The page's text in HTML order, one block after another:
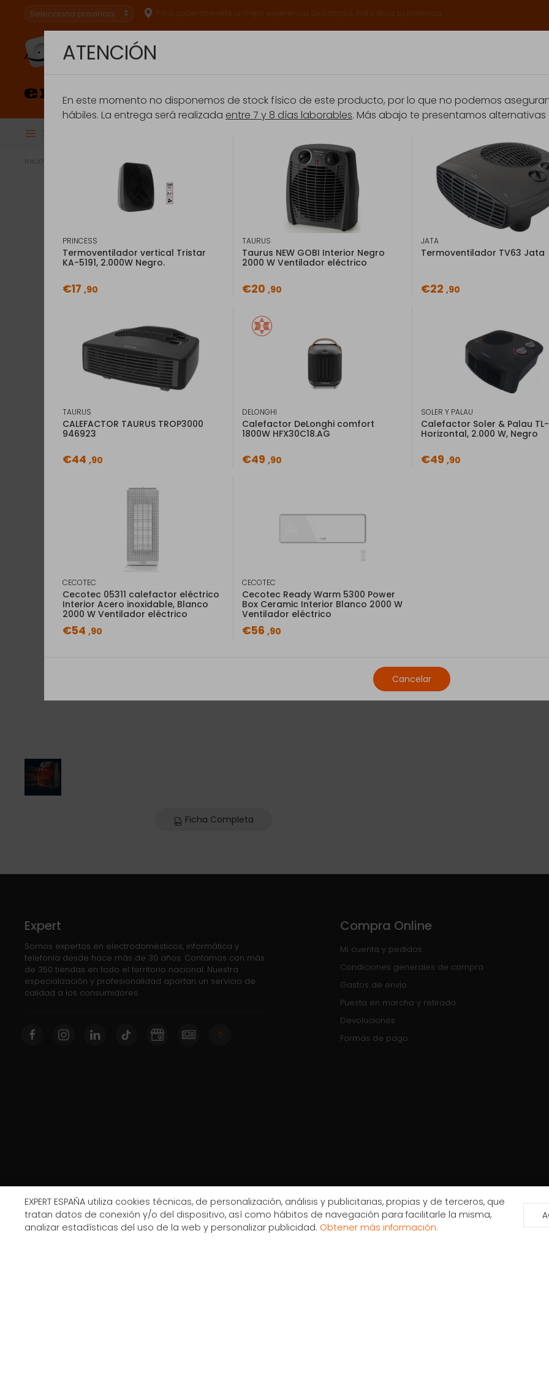
Especialistas en
conectar.
Todas las Categorías
Inicio Calefacción por aire Taurus TROPICANO 2400 Interior Negro 2400 W Ventilador eléctrico
Ficha Completa
EAN: 8414234468758
Taurus
Ventilador
Taurus TROPICANO
W, 456 mm
Ficha de información
del producto
Taurus TROPICANO 2400.
producto: Negro, Tipo de
Ancho: 456 mm, Profundidad:
Este servicio está sujeto a que el
eléctrica, y completamente
Expert
Somos expertos en electrodomésticos, informática y
telefonía desde hace más de 30 años. Contamos con más
de 350 tiendas en todo el territorio nacional. Nuestra
especialización y profesionalidad aportan un servicio de
calidad a los consumidores.
Compra Online
Mi cuenta y pedidos
Condiciones generales de compra
Gastos de envío
Puesta en marcha y retirada
Devoluciones
Formas de pago
ATENCIÓN
En este momento no disponemos de stock físico de este producto, por lo que no podemos
hábiles. La entrega será realizada entre 7 y 8 días laborables. Más abajo te presentamos
PRINCESS
Termoventilador vertical Tristar
KA-5191, 2.000W Negro.
€17 ,90
TAURUS
Taurus NEW GOBI Interior Negro
2000 W Ventilador eléctrico
€20 ,90
JATA
Termoventilador TV63 Jata
€22 ,90
TAURUS
CALEFACTOR TAURUS TROP3000
946923
€44 ,90
DELONGHI
Calefactor DeLonghi comfort
1800W HFX30C18.AG
€49 ,90
SOLER Y PALAU
Calefactor Soler & Palau
Horizontal, 2.000 W, Negro
€49 ,90
CECOTEC
Cecotec 05311 calefactor eléctrico
Interior Acero inoxidable, Blanco
2000 W Ventilador eléctrico
€54 ,90
CECOTEC
Cecotec Ready Warm 5300 Power
Box Ceramic Interior Blanco 2000 W
Ventilador eléctrico
€56 ,90
Cancelar
EXPERT ESPAÑA utiliza cookies técnicas, de personalización, análisis y publicitarias, propias y de terceros, que
tratan datos de conexión y/o del dispositivo, así como hábitos de navegación para facilitarle la misma,
analizar estadísticas del uso de la web y personalizar publicidad. Obtener más información.